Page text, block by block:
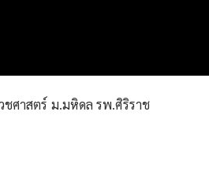
ศาสตร์ ม.มหิดล รพ.ศิริราช